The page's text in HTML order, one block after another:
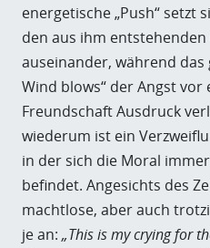
energetische „Push“ setzt
den aus ihm
auseinander, während das
Wind blows“ der Angst
Freundschaft Ausdruck
wiederum ist ein
in der sich die Moral
befindet. Angesichts des
machtlose, aber auch
je an:„This is my crying for